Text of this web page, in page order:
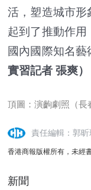
活，塑造城市形
起到了推動作用
國內國際知名
實習記者 張爽）
頂圖：演齣劇照（長
責任編輯：郭昕
香港商報版權所有，未經
新聞